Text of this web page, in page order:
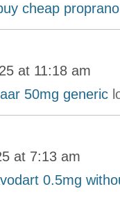
cheap
at 11:18 am
50mg generic
at 7:13 am
0.5mg